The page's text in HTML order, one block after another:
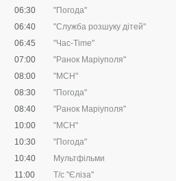
06:30
"Погода"
06:40
"Служба розшуку дітей"
06:45
"Час-Time"
07:00
"Ранок Маріуполя"
08:00
"МСН"
08:30
"Погода"
08:40
"Ранок Маріуполя"
10:00
"МСН"
10:30
"Погода"
10:40
Мультфільми
11:00
Т/с "Єліза"